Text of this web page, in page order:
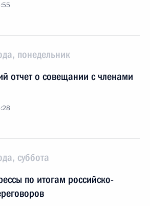
понедельник
отчет о совещании с членами
суббота
по итогам российско-